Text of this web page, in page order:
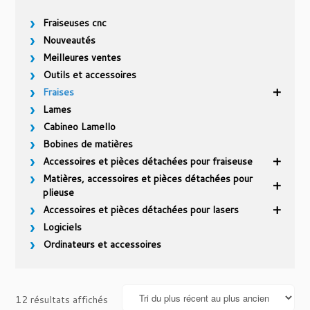
Fraiseuses cnc
Nouveautés
Meilleures ventes
Outils et accessoires
Fraises
Lames
Cabineo Lamello
Bobines de matières
Accessoires et pièces détachées pour fraiseuse
Matières, accessoires et pièces détachées pour
plieuse
Accessoires et pièces détachées pour lasers
Logiciels
Ordinateurs et accessoires
12 résultats affichés